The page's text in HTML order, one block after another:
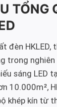
TỔNG
đèn
trong
sáng LED
10.000m²,
khép kín từ